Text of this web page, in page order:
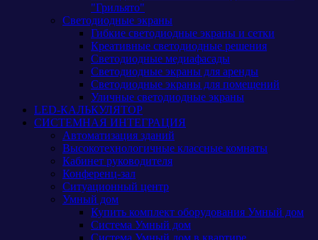
"Грильято"
Светодиодные экраны
Гибкие светодиодные экраны и сетки
Креативные светодиодные решения
Светодиодные медиафасады
Светодиодные экраны для аренды
Светодиодные экраны для помещений
Уличные светодиодные экраны
LED-КАЛЬКУЛЯТОР
СИСТЕМНАЯ ИНТЕГРАЦИЯ
Автоматизация зданий
Высокотехнологичные классные комнаты
Кабинет руководителя
Конференц-зал
Ситуационный центр
Умный дом
Купить комплект оборудования Умный дом
Система Умный дом
Система Умный дом в квартире